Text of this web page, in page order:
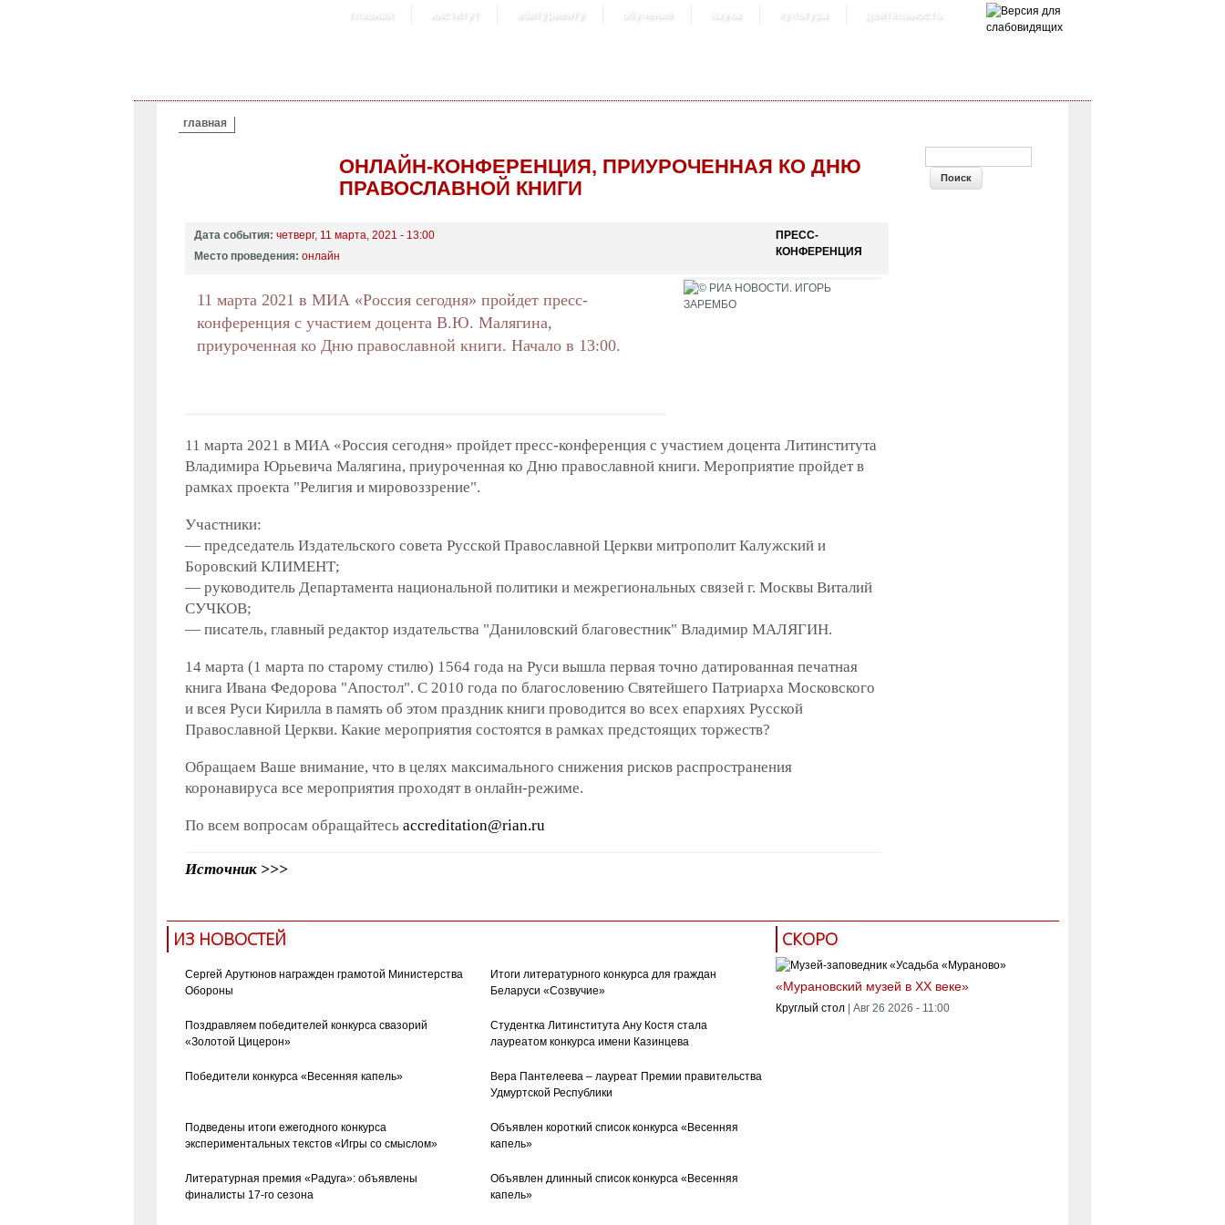
главная институт абитуриенту обучение наука культура деятельность
ВЫ ЗДЕСЬ
главная
ОНЛАЙН-КОНФЕРЕНЦИЯ, ПРИУРОЧЕННАЯ КО ДНЮ
ПРАВОСЛАВНОЙ КНИГИ
Дата события: четверг, 11 марта, 2021 - 13:00
Место проведения: онлайн
ПРЕСС-
КОНФЕРЕНЦИЯ
11 марта 2021 в МИА «Россия сегодня» пройдет пресс-
конференция с участием доцента В.Ю. Малягина,
приуроченная ко Дню православной книги. Начало в 13:00.
11 марта 2021 в МИА «Россия сегодня» пройдет пресс-конференция с участием доцента Литинститута
Владимира Юрьевича Малягина, приуроченная ко Дню православной книги. Мероприятие пройдет в
рамках проекта "Религия и мировоззрение".
Участники:
— председатель Издательского совета Русской Православной Церкви митрополит Калужский и
Боровский КЛИМЕНТ;
— руководитель Департамента национальной политики и межрегиональных связей г. Москвы Виталий
СУЧКОВ;
— писатель, главный редактор издательства "Даниловский благовестник" Владимир МАЛЯГИН.
14 марта (1 марта по старому стилю) 1564 года на Руси вышла первая точно датированная печатная
книга Ивана Федорова "Апостол". С 2010 года по благословению Святейшего Патриарха Московского
и всея Руси Кирилла в память об этом праздник книги проводится во всех епархиях Русской
Православной Церкви. Какие мероприятия состоятся в рамках предстоящих торжеств?
Обращаем Ваше внимание, что в целях максимального снижения рисков распространения
коронавируса все мероприятия проходят в онлайн-режиме.
По всем вопросам обращайтесь accreditation@rian.ru
Источник >>>
ФОРМА ПОИСКА
ИЗ НОВОСТЕЙ
Сергей Арутюнов награжден грамотой Министерства
Обороны
Итоги литературного конкурса для граждан
Беларуси «Созвучие»
Поздравляем победителей конкурса свазорий
«Золотой Цицерон»
Студентка Литинститута Ану Костя стала
лауреатом конкурса имени Казинцева
Победители конкурса «Весенняя капель»
Вера Пантелеева – лауреат Премии правительства
Удмуртской Республики
Подведены итоги ежегодного конкурса
экспериментальных текстов «Игры со смыслом»
Объявлен короткий список конкурса «Весенняя
капель»
Литературная премия «Радуга»: объявлены
финалисты 17-го сезона
Объявлен длинный список конкурса «Весенняя
капель»
СКОРО
«Мурановский музей в XX веке»
Круглый стол Авг 26 2026 - 11:00